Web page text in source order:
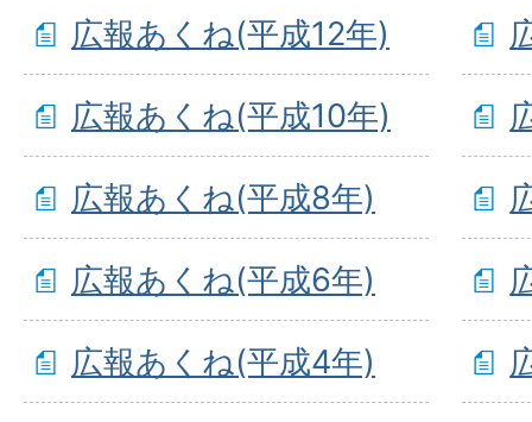
広報あくね(平成12年)
広報あくね(平成10年)
広報あくね(平成8年)
広報あくね(平成6年)
広報あくね(平成4年)